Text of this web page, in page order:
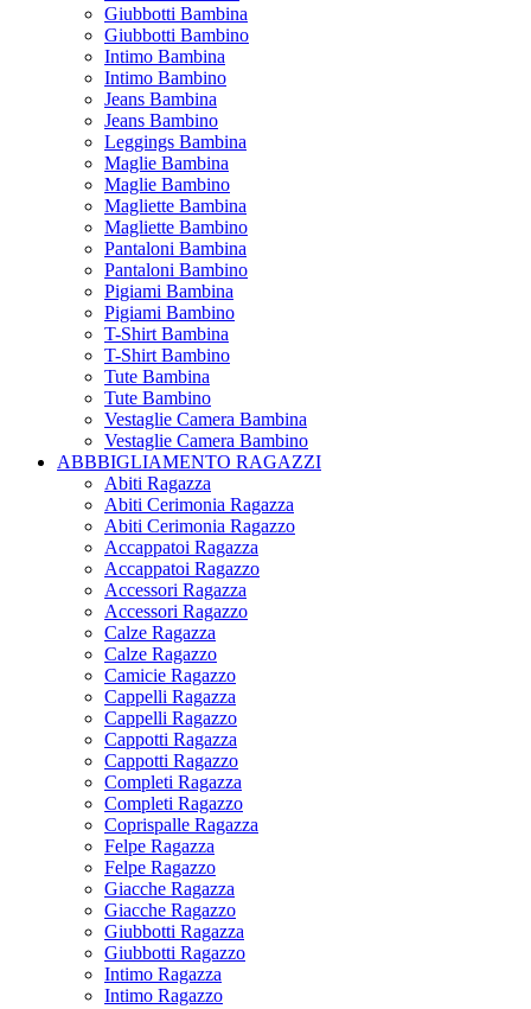
Giubbotti Bambina
Giubbotti Bambino
Intimo Bambina
Intimo Bambino
Jeans Bambina
Jeans Bambino
Leggings Bambina
Maglie Bambina
Maglie Bambino
Magliette Bambina
Magliette Bambino
Pantaloni Bambina
Pantaloni Bambino
Pigiami Bambina
Pigiami Bambino
T-Shirt Bambina
T-Shirt Bambino
Tute Bambina
Tute Bambino
Vestaglie Camera Bambina
Vestaglie Camera Bambino
ABBBIGLIAMENTO RAGAZZI
Abiti Ragazza
Abiti Cerimonia Ragazza
Abiti Cerimonia Ragazzo
Accappatoi Ragazza
Accappatoi Ragazzo
Accessori Ragazza
Accessori Ragazzo
Calze Ragazza
Calze Ragazzo
Camicie Ragazzo
Cappelli Ragazza
Cappelli Ragazzo
Cappotti Ragazza
Cappotti Ragazzo
Completi Ragazza
Completi Ragazzo
Coprispalle Ragazza
Felpe Ragazza
Felpe Ragazzo
Giacche Ragazza
Giacche Ragazzo
Giubbotti Ragazza
Giubbotti Ragazzo
Intimo Ragazza
Intimo Ragazzo